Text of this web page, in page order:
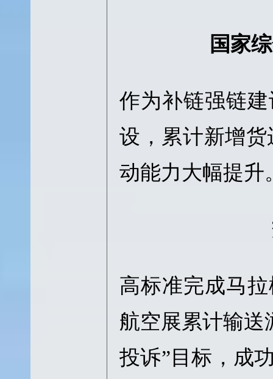
国家
作为补链强链
设，累计新增
动能力大幅提升
高标准完成马
航空展累计输送
投诉”目标，成